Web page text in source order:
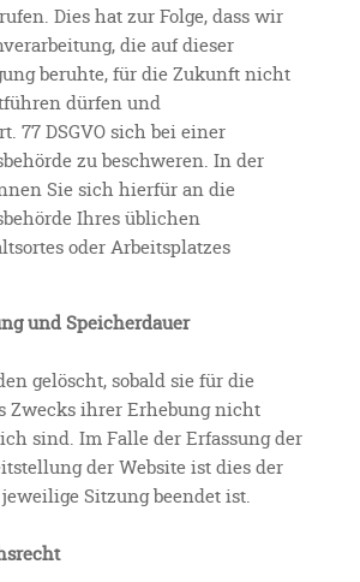
Dies hat zur Folge, dass wir
die auf dieser
beruhte, für die Zukunft nicht
dürfen und
77 DSGVO sich bei einer
zu beschweren. In der
Sie sich hierfür an die
Ihres üblichen
oder Arbeitsplatzes
und Speicherdauer
gelöscht, sobald sie für die
Zwecks ihrer Erhebung nicht
sind. Im Falle der Erfassung der
der Website ist dies der
Sitzung beendet ist.